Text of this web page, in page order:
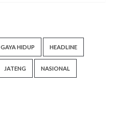
GAYA HIDUP HEADLINE
JATENG NASIONAL